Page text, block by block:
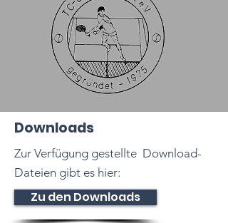
Downloads
Zur Verfügung gestellte Download-
Dateien gibt es hier:
Zu den Downloads